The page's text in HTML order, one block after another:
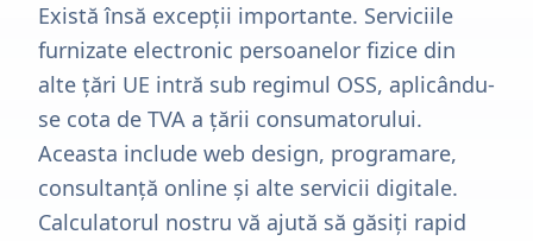
Există însă excepții importante. Serviciile
furnizate electronic persoanelor fizice din
alte țări UE intră sub regimul OSS, aplicându-
se cota de TVA a țării consumatorului.
Aceasta include web design, programare,
consultanță online și alte servicii digitale.
Calculatorul nostru vă ajută să găsiți rapid